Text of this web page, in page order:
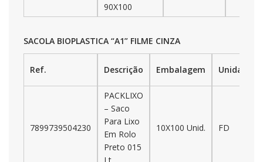
90X100
SACOLA BIOPLASTICA “A1” FILME CINZA
Ref. Descrição Embalagem Unidade
7899739504230
PACKLIXO
– Saco
Para Lixo
Em Rolo
Preto 015
10X100 Unid. FD